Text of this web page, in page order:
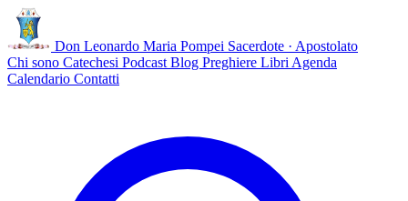
Don Leonardo Maria Pompei Sacerdote · Apostolato
Chi sono Catechesi Podcast Blog Preghiere Libri Agenda
Calendario Contatti